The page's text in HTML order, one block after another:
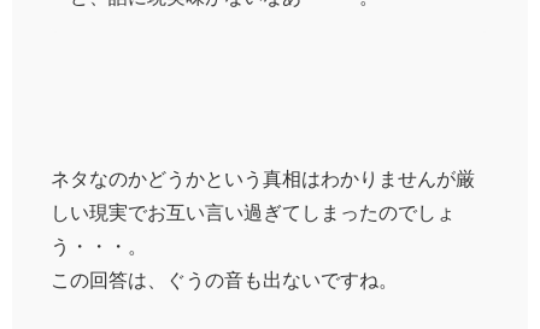
ネタなのかどうかという真相はわかりませんが厳
しい現実でお互い言い過ぎてしまったのでしょ
う・・・。
この回答は、ぐうの音も出ないですね。